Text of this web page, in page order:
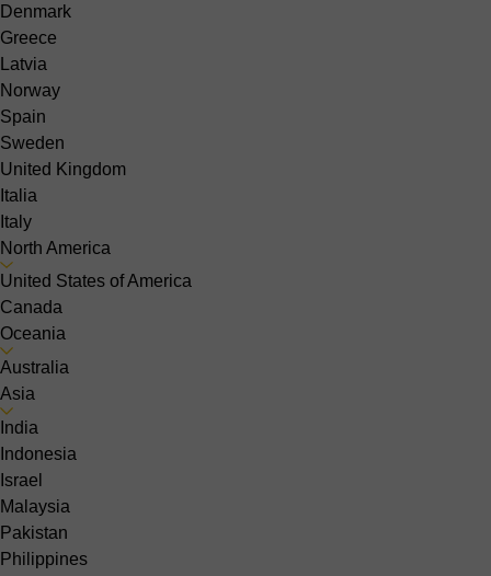
Denmark
Greece
Latvia
Norway
Spain
Sweden
United Kingdom
Italia
Italy
North America
United States of America
Canada
Oceania
Australia
Asia
India
Indonesia
Israel
Malaysia
Pakistan
Philippines